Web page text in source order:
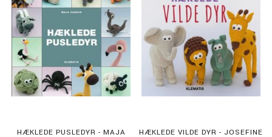
HÆKLEDE PUSLEDYR - MAJA
HÆKLEDE VILDE DYR - JOSEFINE